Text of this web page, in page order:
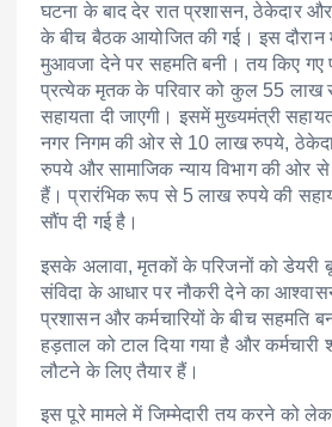
घटना के बाद देर रात प्रशासन, ठेकेदार और
के बीच बैठक आयोजित की गई। इस दौरान
मुआवजा देने पर सहमति बनी। तय किए गए
प्रत्येक मृतक के परिवार को कुल 55 लाख
सहायता दी जाएगी। इसमें मुख्यमंत्री
नगर निगम की ओर से 10 लाख रुपये,
रुपये और सामाजिक न्याय विभाग की ओर
हैं। प्रारंभिक रूप से 5 लाख रुपये की
सौंप दी गई है।
इसके अलावा, मृतकों के परिजनों को
संविदा के आधार पर नौकरी देने का
प्रशासन और कर्मचारियों के बीच सहमति
हड़ताल को टाल दिया गया है और कर्मचारी
लौटने के लिए तैयार हैं।
इस पूरे मामले में जिम्मेदारी तय करने को